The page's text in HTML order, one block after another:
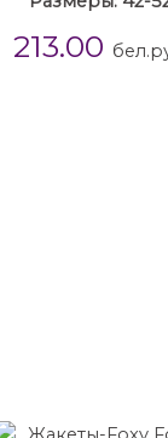
213.00